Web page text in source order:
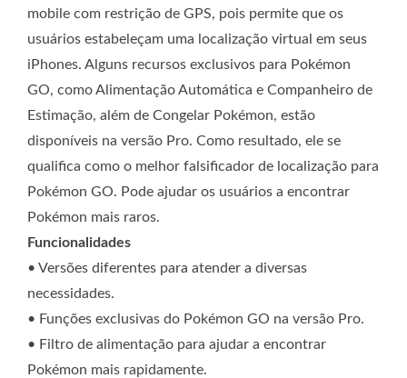
mobile com restrição de GPS, pois permite que os
usuários estabeleçam uma localização virtual em seus
iPhones. Alguns recursos exclusivos para Pokémon
GO, como Alimentação Automática e Companheiro de
Estimação, além de Congelar Pokémon, estão
disponíveis na versão Pro. Como resultado, ele se
qualifica como o melhor falsificador de localização para
Pokémon GO. Pode ajudar os usuários a encontrar
Pokémon mais raros.
Funcionalidades
• Versões diferentes para atender a diversas
necessidades.
• Funções exclusivas do Pokémon GO na versão Pro.
• Filtro de alimentação para ajudar a encontrar
Pokémon mais rapidamente.